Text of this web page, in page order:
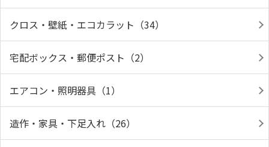
クロス・壁紙・エコカラット（34）
宅配ボックス・郵便ポスト（2）
エアコン・照明器具（1）
造作・家具・下足入れ（26）